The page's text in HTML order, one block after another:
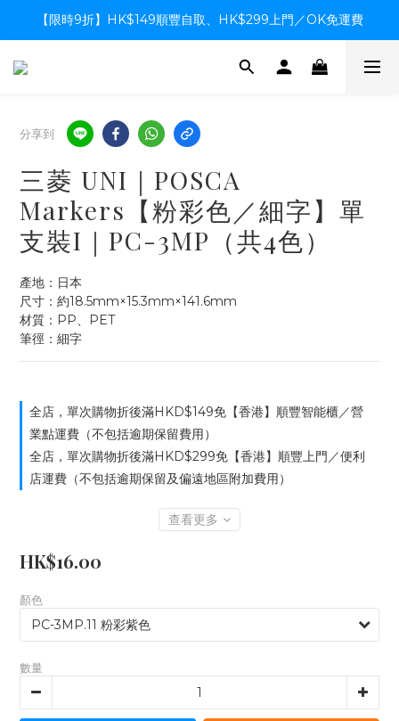
【限時9折】HK$149順豐自取、HK$299上門／OK免運費
【限時9折】HK$149順豐自取、HK$299上門／OK免運費
支付系統升級中，暫停信用卡支付至8月中，造成不便感謝諒解
分享到
三菱 UNI｜POSCA
Markers【粉彩色／細字】單
支裝I｜PC-3MP（共4色）
產地：日本
尺寸：約18.5mm×15.3mm×141.6mm
材質：PP、PET
筆徑：細字
全店，單次購物折後滿HKD$149免【香港】順豐智能櫃／營
業點運費（不包括逾期保留費用）
全店，單次購物折後滿HKD$299免【香港】順豐上門／便利
店運費（不包括逾期保留及偏遠地區附加費用）
查看更多
HK$16.00
顏色
數量